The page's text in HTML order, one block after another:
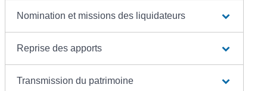
Nomination et missions des liquidateurs
Reprise des apports
Transmission du patrimoine